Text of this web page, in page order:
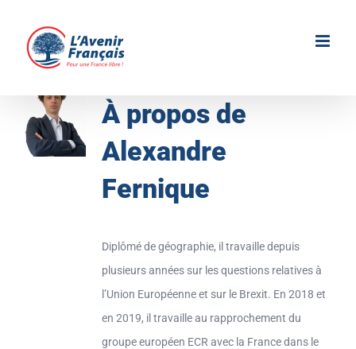
contenu
À propos de
Alexandre
Fernique
Diplômé de géographie, il travaille depuis
plusieurs années sur les questions relatives à
l’Union Européenne et sur le Brexit. En 2018 et
en 2019, il travaille au rapprochement du
groupe européen ECR avec la France dans le